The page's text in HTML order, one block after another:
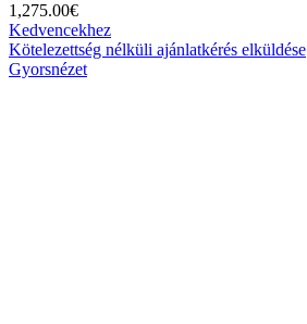
1,275.00€
Kedvencekhez
Kötelezettség nélküli ajánlatkérés elküldése
Gyorsnézet